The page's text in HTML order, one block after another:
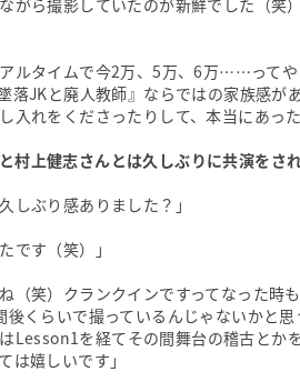
がら撮影していたのが新鮮でした（笑
ルタイムで今2万、5万、6万……って
落JKと廃人教師』ならではの家族感
入れをくださったりして、本当にあっ
上健志さんとは久しぶりに共演をさ
しぶり感ありました？」
です（笑）」
（笑）クランクインですってなった時
後くらいで撮っているんじゃないかと
はLesson1を経てその間舞台の稽古と
は嬉しいです」